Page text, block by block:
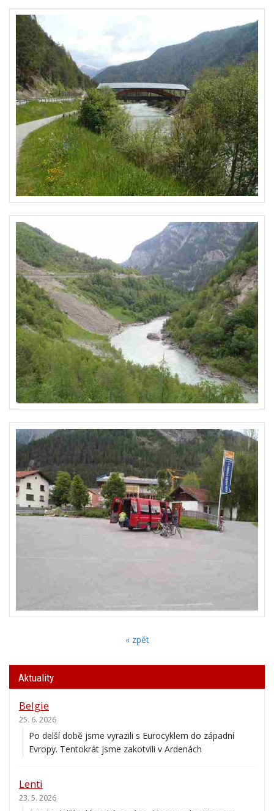
« zpět
Aktuality
Belgie
25. 6. 2026
Po delší době jsme vyrazili s Eurocyklem do západní
Evropy. Tentokrát jsme zakotvili v Ardenách
Lenti
23. 5. 2026